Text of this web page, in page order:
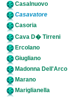
Casalnuovo
Casavatore
Casoria
Cava D� Tirreni
Ercolano
Giugliano
Madonna Dell'Arco
Marano
Mariglianella